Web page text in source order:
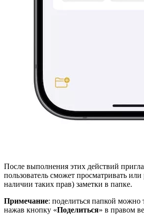
После выполнения этих действий
пользователь сможет просматривать или
наличии таких прав) заметки в папке.
Примечание: поделиться папкой можно
нажав кнопку «Поделиться» в правом